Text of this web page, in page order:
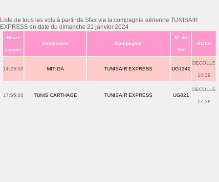
Liste de tous les vols à partir de Sfax via la compagnie aérienne TUNISAIR
EXPRESS en date du dimanche 21 janvier 2024
Heure
Locale
Destination Compagnie
N° de
Vol
Statut
14:25:00 MITIGA TUNISAIR EXPRESS UG1340
DECOLLE
14:39
17:55:00 TUNIS CARTHAGE TUNISAIR EXPRESS UG021
DECOLLE
17:38